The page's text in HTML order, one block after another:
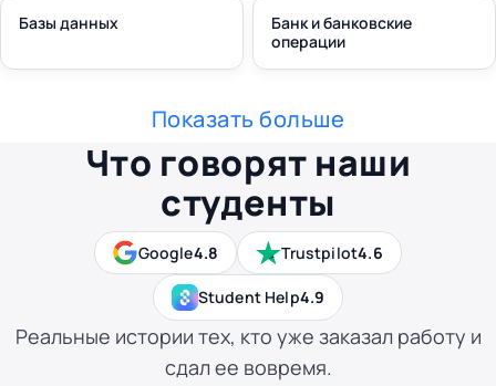
Базы данных
Банк и банковские
операции
Показать больше
Google4.8 Trustpilot4.6
Student Help4.9
Что говорят наши
студенты
Реальные истории тех, кто уже заказал работу и
сдал ее вовремя.